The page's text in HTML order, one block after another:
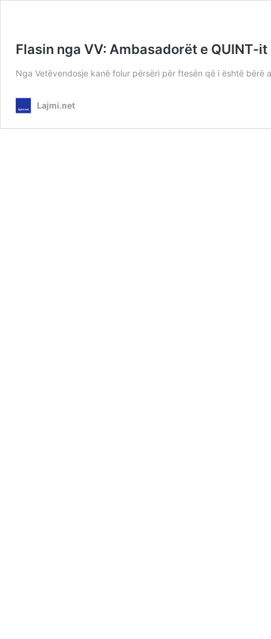
Flasin nga VV: Ambasadorët e QUINT-
Nga Vetëvendosje kanë folur përsëri për ftesën që i është bërë
Lajmi.net